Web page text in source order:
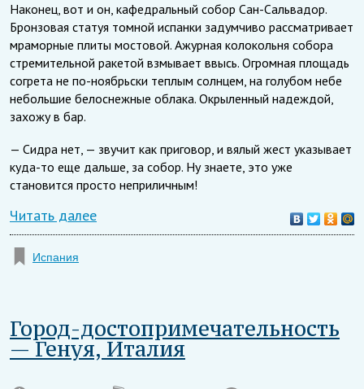
Наконец, вот и он, кафедральный собор Сан-Сальвадор.
Бронзовая статуя томной испанки задумчиво рассматривает
мраморные плиты мостовой. Ажурная колокольня собора
стремительной ракетой взмывает ввысь. Огромная площадь
согрета не по-ноябрьски теплым солнцем, на голубом небе
небольшие белоснежные облака. Окрыленный надеждой,
захожу в бар.
— Сидра нет, — звучит как приговор, и вялый жест указывает
куда-то еще дальше, за собор. Ну знаете, это уже
становится просто неприличным!
Читать далее
Испания
Город-достопримечательность
— Генуя, Италия